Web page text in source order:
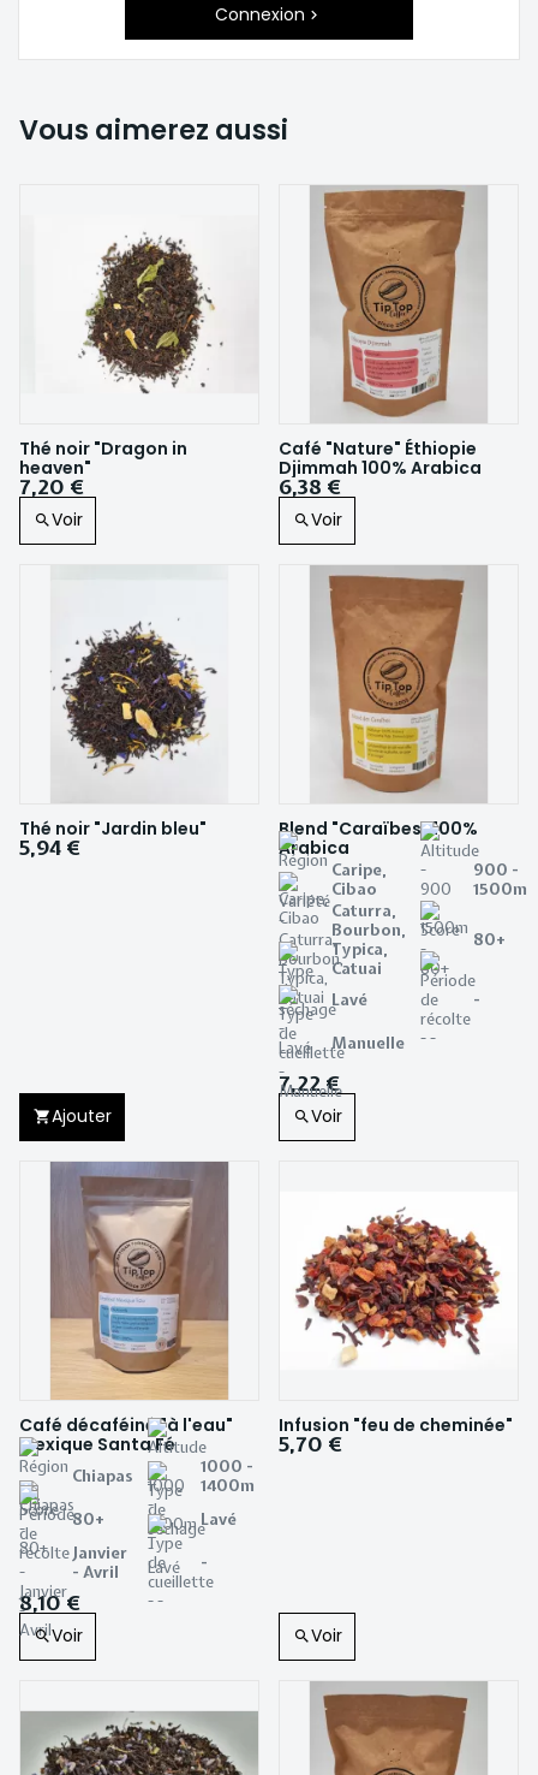
Connexion
Vous aimerez aussi
Thé noir "Dragon in
heaven"
7,20 €
Voir
Café "Nature" Éthiopie
Djimmah 100% Arabica
6,38 €
Voir
Thé noir "Jardin bleu"
5,94 €
Ajouter
Blend "Caraïbes" 100%
Arabica
Caripe,
Cibao
900 -
1500m
Caturra,
Bourbon,
Typica,
Catuai
80+
Lavé
-
Manuelle
7,22 €
Voir
Café décaféiné "à l'eau"
Mexique Santa Fé
Chiapas
1000 -
1400m
80+
Lavé
Janvier
- Avril
-
8,10 €
Voir
Infusion "feu de cheminée"
5,70 €
Voir